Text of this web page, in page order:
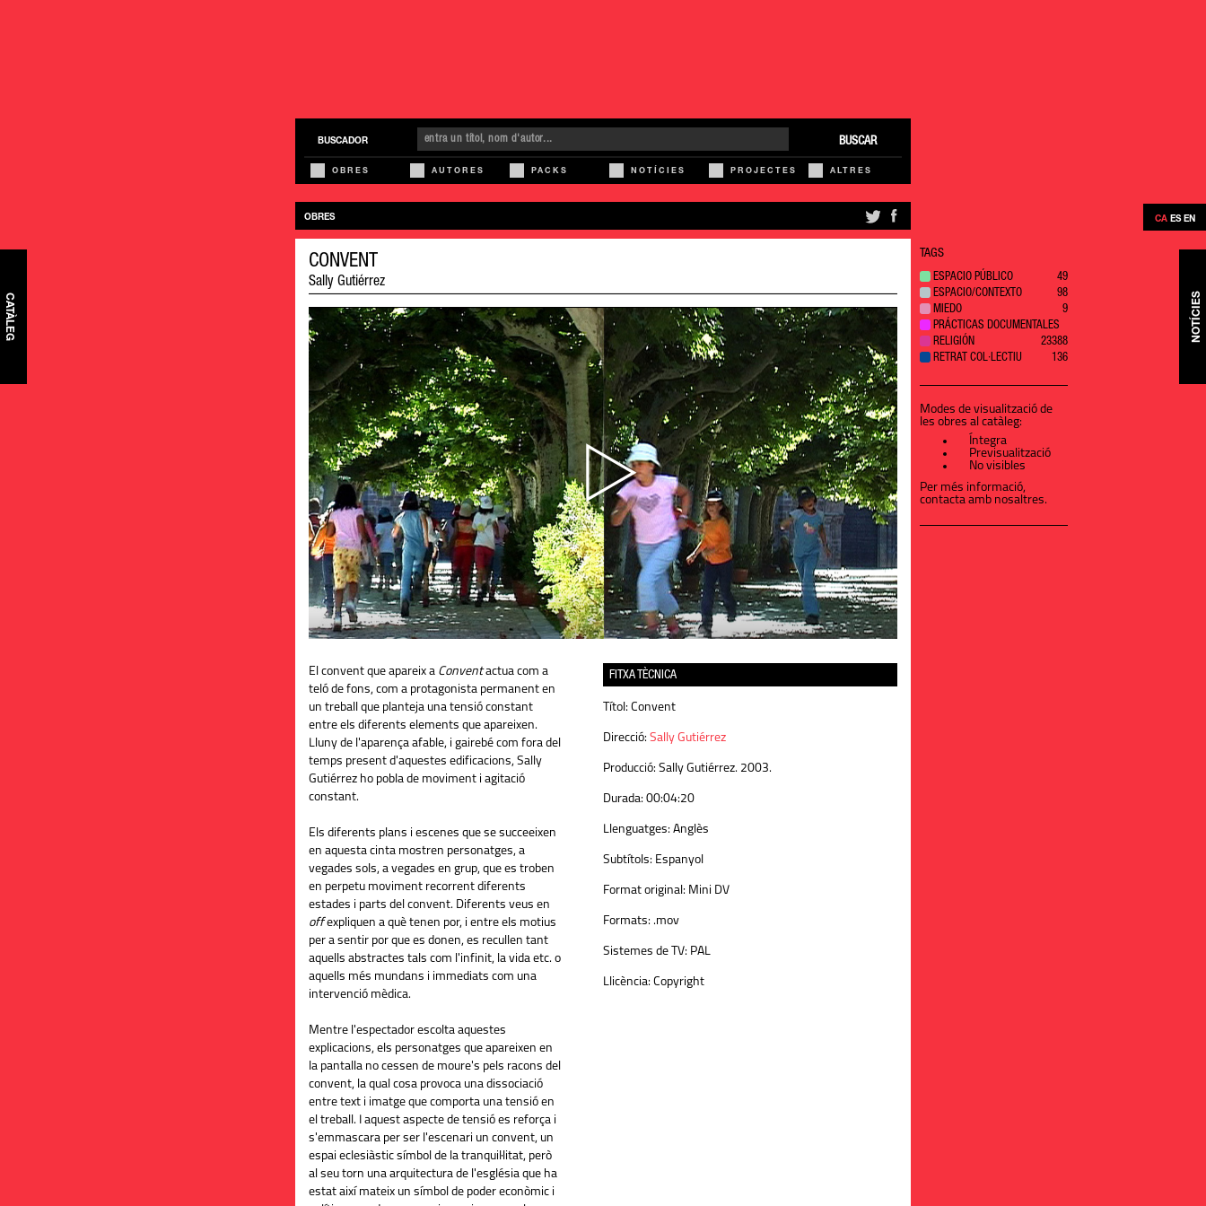
CATÀLEG
CA ES EN
NOTÍCIES
BUSCADOR BUSCAR
OBRES AUTORES PACKS NOTÍCIES PROJECTES ALTRES
OBRES
CONVENT
Sally Gutiérrez
El convent que apareix a Conventactua com a
teló de fons, com a protagonista permanent en
un treball que planteja una tensió constant
entre els diferents elements que apareixen.
Lluny de l'aparença afable, i gairebé com fora del
temps present d'aquestes edificacions, Sally
Gutiérrez ho pobla de moviment i agitació
constant.
Els diferents plans i escenes que se succeeixen
en aquesta cinta mostren personatges, a
vegades sols, a vegades en grup, que es troben
en perpetu moviment recorrent diferents
estades i parts del convent. Diferents veus en
offexpliquen a què tenen por, i entre els motius
per a sentir por que es donen, es recullen tant
aquells abstractes tals com l'infinit, la vida etc. o
aquells més mundans i immediats com una
intervenció mèdica.
Mentre l'espectador escolta aquestes
explicacions, els personatges que apareixen en
la pantalla no cessen de moure's pels racons del
convent, la qual cosa provoca una dissociació
entre text i imatge que comporta una tensió en
el treball. I aquest aspecte de tensió es reforça i
s'emmascara per ser l'escenari un convent, un
espai eclesiàstic símbol de la tranquil·litat, però
al seu torn una arquitectura de l'església que ha
estat així mateix un símbol de poder econòmic i
FITXA TÈCNICA
Títol: Convent
Direcció: Sally Gutiérrez
Producció: Sally Gutiérrez. 2003.
Durada: 00:04:20
Llenguatges: Anglès
Subtítols: Espanyol
Format original: Mini DV
Formats: .mov
Sistemes de TV: PAL
Llicència: Copyright
TAGS
ESPACIO PÚBLICO
49
ESPACIO/CONTEXTO
98
MIEDO
9
PRÁCTICAS DOCUMENTALES
388
RELIGIÓN
23
RETRAT COL·LECTIU
136
Modes de visualització de
les obres al catàleg:
Íntegra
Previsualització
No visibles
Per més informació,
contacta amb nosaltres.